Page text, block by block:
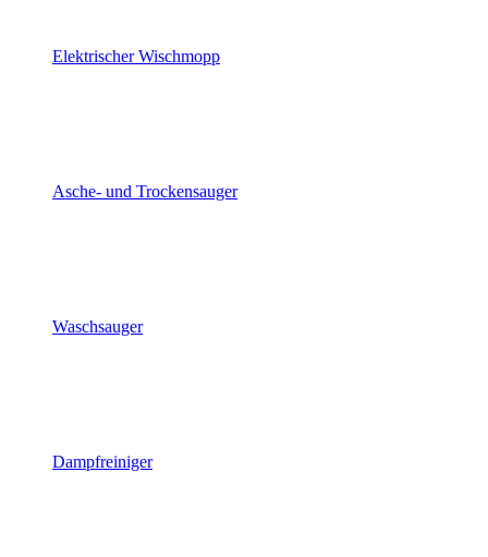
Elektrischer Wischmopp
Asche- und Trockensauger
Waschsauger
Dampfreiniger